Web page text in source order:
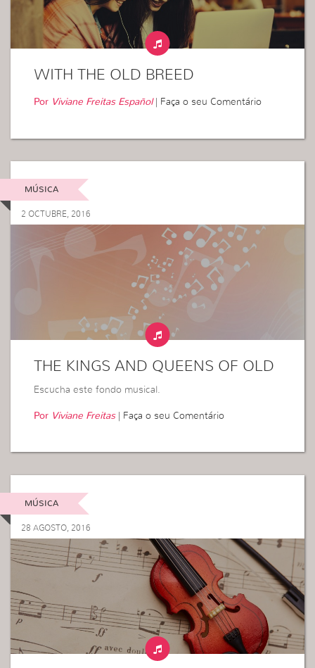
WITH THE OLD BREED
Por Viviane Freitas Español| Faça o seu Comentário
MÚSICA
2 OCTUBRE, 2016
THE KINGS AND QUEENS OF OLD
Escucha este fondo musical.
Por Viviane Freitas| Faça o seu Comentário
MÚSICA
28 AGOSTO, 2016